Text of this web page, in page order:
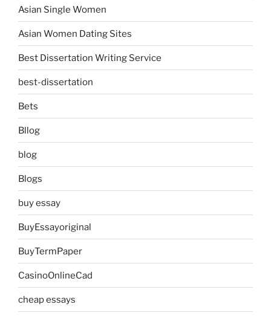
Asian Single Women
Asian Women Dating Sites
Best Dissertation Writing Service
best-dissertation
Bets
Bllog
blog
Blogs
buy essay
BuyEssayoriginal
BuyTermPaper
CasinoOnlineCad
cheap essays